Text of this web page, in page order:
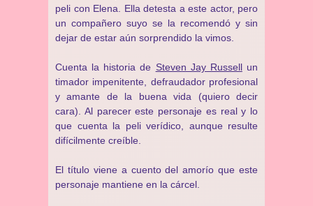
peli con Elena. Ella detesta a este actor, pero
un compañero suyo se la recomendó y sin
dejar de estar aún sorprendido la vimos.
Cuenta la historia de Steven Jay Russellun
timador impenitente, defraudador profesional
y amante de la buena vida (quiero decir
cara). Al parecer este personaje es real y lo
que cuenta la peli verídico, aunque resulte
difícilmente creíble.
El título viene a cuento del amorío que este
personaje mantiene en la cárcel.